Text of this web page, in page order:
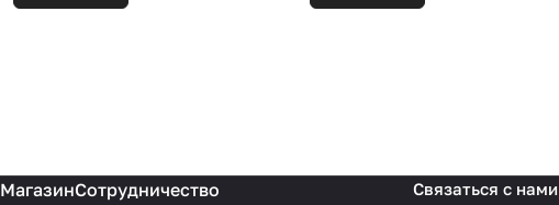
МагазинСотрудничество Связаться с нами